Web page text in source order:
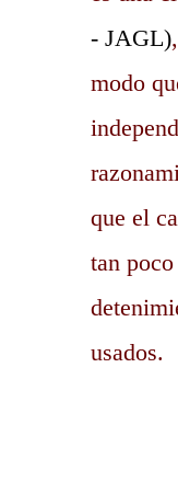
- JAGL)
modo
que el
tan
usados.